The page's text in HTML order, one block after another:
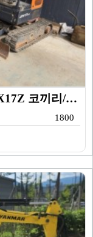
두산/굴삭기/1.7톤 미니굴삭기/DX17Z 코끼리/20…
1800